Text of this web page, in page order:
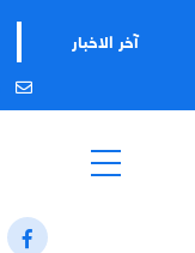
آخر الاخبار